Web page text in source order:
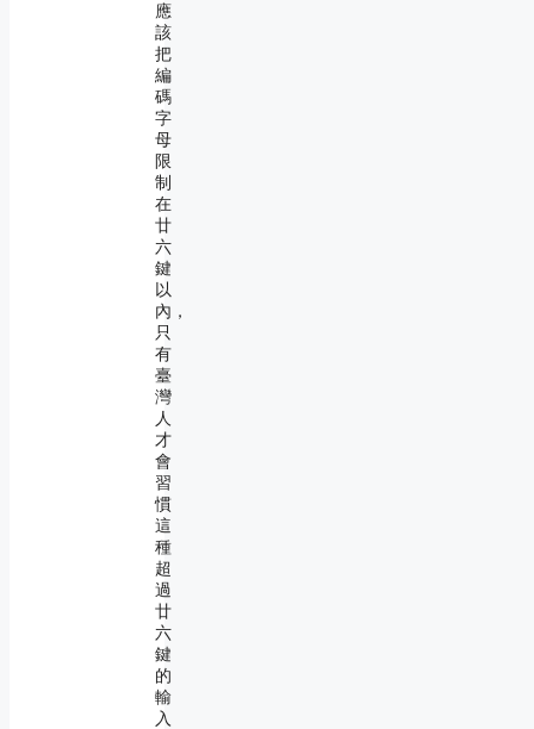
應
該
把
編
碼
字
母
限
制
在
廿
六
鍵
以
內，
只
有
臺
灣
人
才
會
習
慣
這
種
超
過
廿
六
鍵
的
輸
入